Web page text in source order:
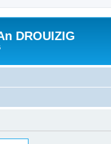
DROUIZIG